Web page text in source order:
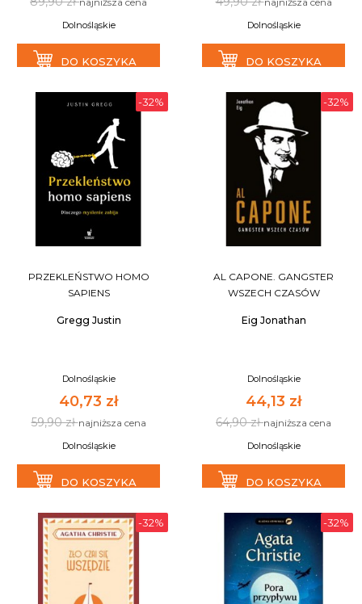
Dolnośląskie
DO KOSZYKA
Dolnośląskie
DO KOSZYKA
-32%
PRZEKLEŃSTWO HOMO
SAPIENS
Gregg Justin
Dolnośląskie
40,73 zł
59,90 złnajniższa cena
Dolnośląskie
DO KOSZYKA
-32%
AL CAPONE. GANGSTER
WSZECH CZASÓW
Eig Jonathan
Dolnośląskie
44,13 zł
64,90 złnajniższa cena
Dolnośląskie
DO KOSZYKA
-32% -32%